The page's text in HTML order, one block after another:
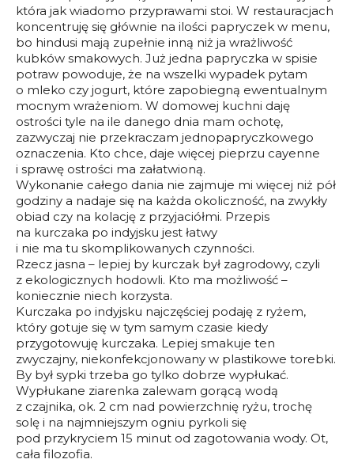
która jak wiadomo przyprawami stoi. W restauracjach
koncentruję się głównie na ilości papryczek w menu,
bo hindusi mają zupełnie inną niż ja wrażliwość
kubków smakowych. Już jedna papryczka w spisie
potraw powoduje, że na wszelki wypadek pytam
o mleko czy jogurt, które zapobiegną ewentualnym
mocnym wrażeniom. W domowej kuchni daję
ostrości tyle na ile danego dnia mam ochotę,
zazwyczaj nie przekraczam jednopapryczkowego
oznaczenia. Kto chce, daje więcej pieprzu cayenne
i sprawę ostrości ma załatwioną.
Wykonanie całego dania nie zajmuje mi więcej niż pół
godziny a nadaje się na każda okoliczność, na zwykły
obiad czy na kolację z przyjaciółmi. Przepis
na kurczaka po indyjsku jest łatwy
i nie ma tu skomplikowanych czynności.
Rzecz jasna – lepiej by kurczak był zagrodowy, czyli
z ekologicznych hodowli. Kto ma możliwość –
koniecznie niech korzysta.
Kurczaka po indyjsku najczęściej podaję z ryżem,
który gotuje się w tym samym czasie kiedy
przygotowuję kurczaka. Lepiej smakuje ten
zwyczajny, niekonfekcjonowany w plastikowe torebki.
By był sypki trzeba go tylko dobrze wypłukać.
Wypłukane ziarenka zalewam gorącą wodą
z czajnika, ok. 2 cm nad powierzchnię ryżu, trochę
solę i na najmniejszym ogniu pyrkoli się
pod przykryciem 15 minut od zagotowania wody. Ot,
cała filozofia.